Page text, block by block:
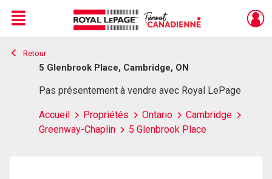
Live
En Direct
Menu
Retour
5 Glenbrook Place, Cambridge, ON
Pas présentement à vendre avec Royal LePage
Accueil Propriétés Ontario
Cambridge
Greenway-Chaplin
5 Glenbrook Place